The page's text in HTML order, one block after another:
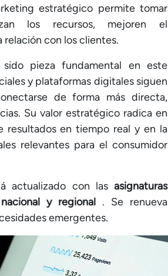
estratégico permite tomar
los recursos, mejoren el
con los clientes.
sido pieza fundamental en este
y plataformas digitales siguen
de forma más directa,
Su valor estratégico radica en
resultados en tiempo real y en la
relevantes para el consumidor
actualizado con las asignaturas
y regional . Se renueva
emergentes.